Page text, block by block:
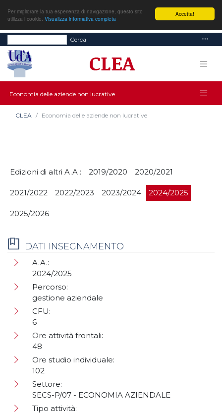
Accetta!
Per migliorare la tua esperienza di navigazione, questo sito
utilizza i cookie. Visualizza informativa completa
Cerca
Economia delle aziende non lucrative
CLEA Economia delle aziende non lucrative
Edizioni di altri A.A.: 2019/2020 2020/2021
2021/2022 2022/2023 2023/2024 2024/2025
2025/2026
DATI INSEGNAMENTO
A.A.:
2024/2025
Percorso:
gestione aziendale
CFU:
6
Ore attività frontali:
48
Ore studio individuale:
102
Settore:
SECS-P/07 - ECONOMIA AZIENDALE
Tipo attività: